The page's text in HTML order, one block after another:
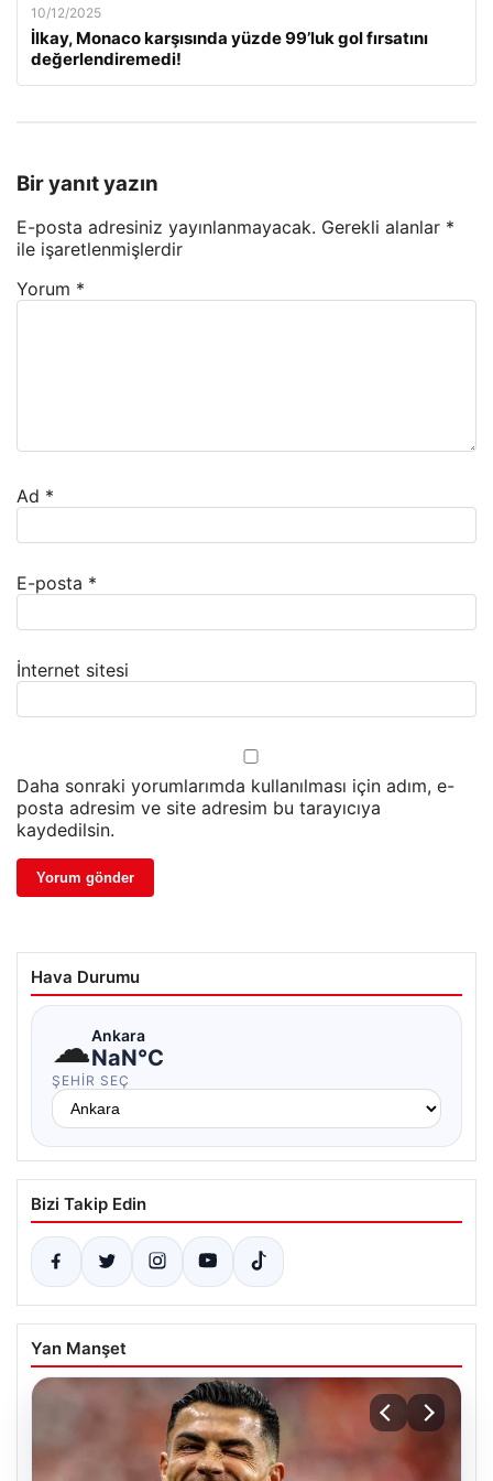
10/12/2025
İlkay, Monaco karşısında yüzde 99’luk gol fırsatını
değerlendiremedi!
Bir yanıt yazın
E-posta adresiniz yayınlanmayacak. Gerekli alanlar *
ile işaretlenmişlerdir
Yorum *
Ad *
E-posta *
İnternet sitesi
Daha sonraki yorumlarımda kullanılması için adım, e-
posta adresim ve site adresim bu tarayıcıya
kaydedilsin.
Hava Durumu
☁Ankara
NaN°C
ŞEHIR SEÇ
Bizi Takip Edin
Yan Manşet